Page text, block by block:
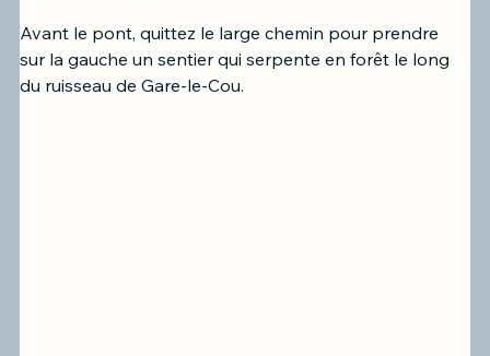
Avant le pont, quittez le large chemin pour prendre
sur la gauche un sentier qui serpente en forêt le long
du ruisseau de Gare-le-Cou.